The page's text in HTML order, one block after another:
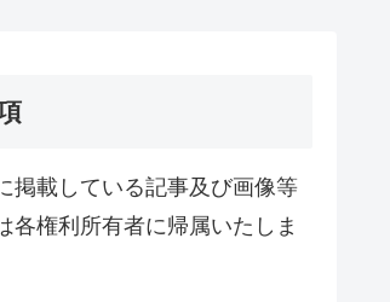
掲載している記事及び画像等
各権利所有者に帰属いたしま